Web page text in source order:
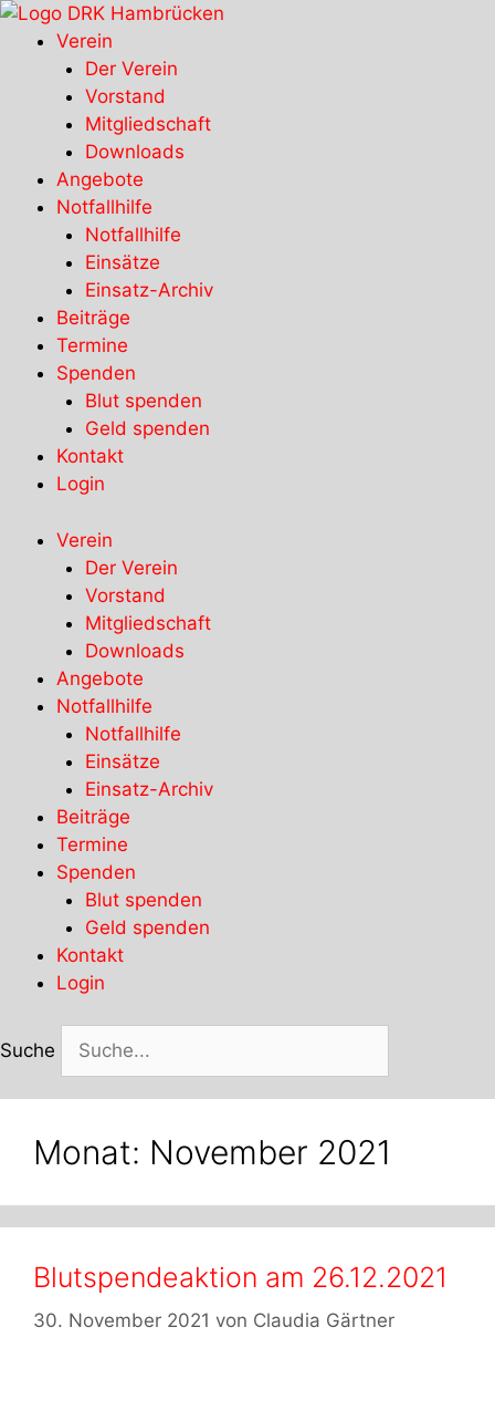
Zum
Inhalt
springen
Verein
Der Verein
Vorstand
Mitgliedschaft
Downloads
Angebote
Notfallhilfe
Notfallhilfe
Einsätze
Einsatz-Archiv
Beiträge
Termine
Spenden
Blut spenden
Geld spenden
Kontakt
Login
Verein
Der Verein
Vorstand
Mitgliedschaft
Downloads
Angebote
Notfallhilfe
Notfallhilfe
Einsätze
Einsatz-Archiv
Beiträge
Termine
Spenden
Blut spenden
Geld spenden
Kontakt
Login
Suche
Monat: November 2021
Blutspendeaktion am 26.12.2021
30. November 2021 von Claudia Gärtner